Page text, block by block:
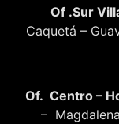
Of .Sur
Caquetá –
Of. Centro –
–